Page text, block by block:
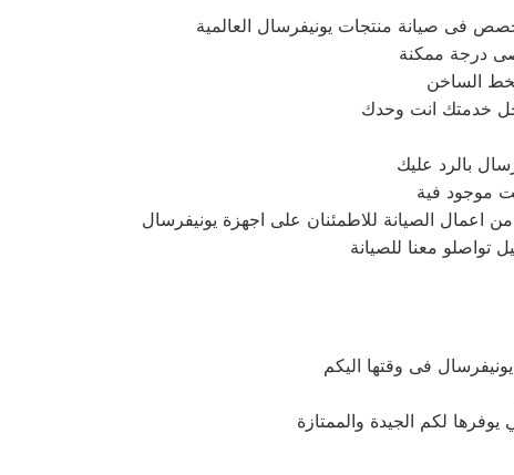
فى صيانة منتجات يونيفرسال العالمية
درجة ممكنة
الساخن
خدمتك انت وحدك
بالرد عليك
موجود فية
من اعمال الصيانة للاطمئنان على اجهزة يونيفرسال
تواصلو معنا للصيانة
فى وقتها اليكم
لكم الجيدة والممتازة